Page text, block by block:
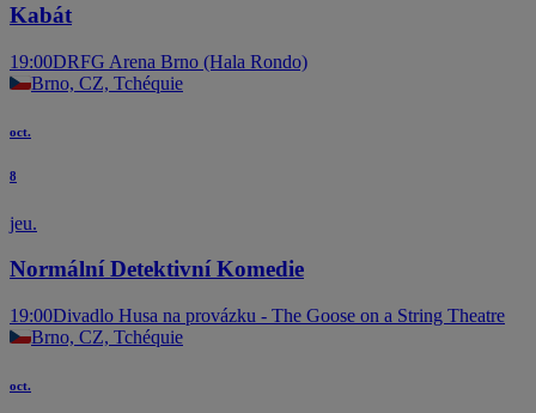
Kabát
19:00DRFG Arena Brno (Hala Rondo)
Brno, CZ, Tchéquie
oct.
8
jeu.
Normální Detektivní Komedie
19:00Divadlo Husa na provázku - The Goose on a String Theatre
Brno, CZ, Tchéquie
oct.